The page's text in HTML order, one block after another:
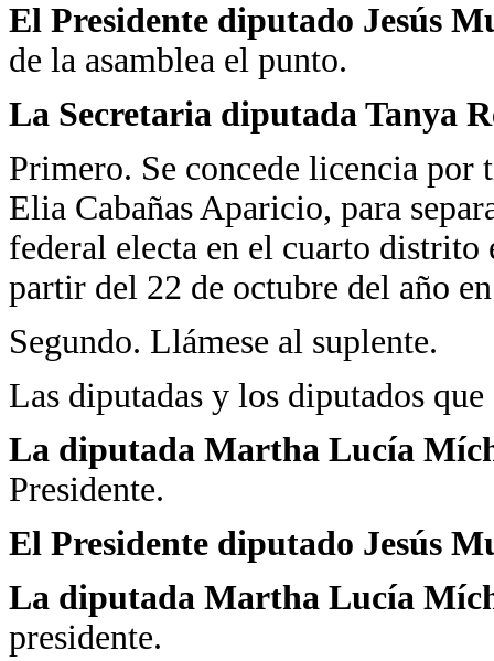
El Presidente diputado Jesús
de la asamblea el punto.
La Secretaria diputada Tanya
Primero. Se concede licencia
Elia Cabañas Aparicio, para
federal electa en el cuarto
partir del 22 de octubre del año
Segundo. Llámese al suplente.
Las diputadas y los diputados
La diputada Martha Lucía
Presidente.
El Presidente diputado Jesús
La diputada Martha Lucía
presidente.